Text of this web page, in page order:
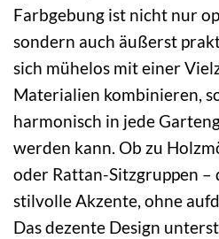
Farbgebung ist nicht nur
sondern auch äußerst
sich mühelos mit einer
Materialien kombinieren,
harmonisch in jede
werden kann. Ob zu
oder Rattan-Sitzgruppen –
stilvolle Akzente, ohne
Das dezente Design